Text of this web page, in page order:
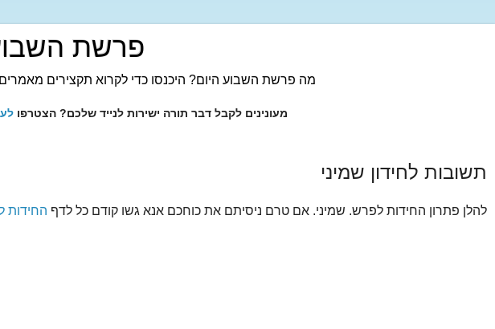
פרשת
מה פרשת השבוע היום? היכנסו כדי לקרוא תקצירים
מעונינים לקבל דבר תורה ישירות לנייד שלכם? הצטרפו
תשובות לחידון שמיני
להלן פתרון החידות לפרש. שמיני. אם טרם ניסיתם את כוחכם אנא גשו קודם כל לדף החידות